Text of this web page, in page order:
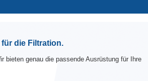
die Filtration.
bieten genau die passende Ausrüstung für Ihre